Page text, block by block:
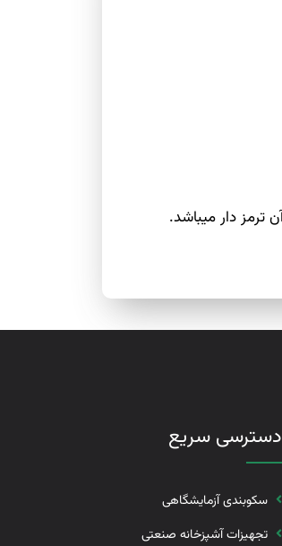
دسترسی سریع
سکوبندی آزمایشگاهی
تجهیزات آشپزخانه صنعتی